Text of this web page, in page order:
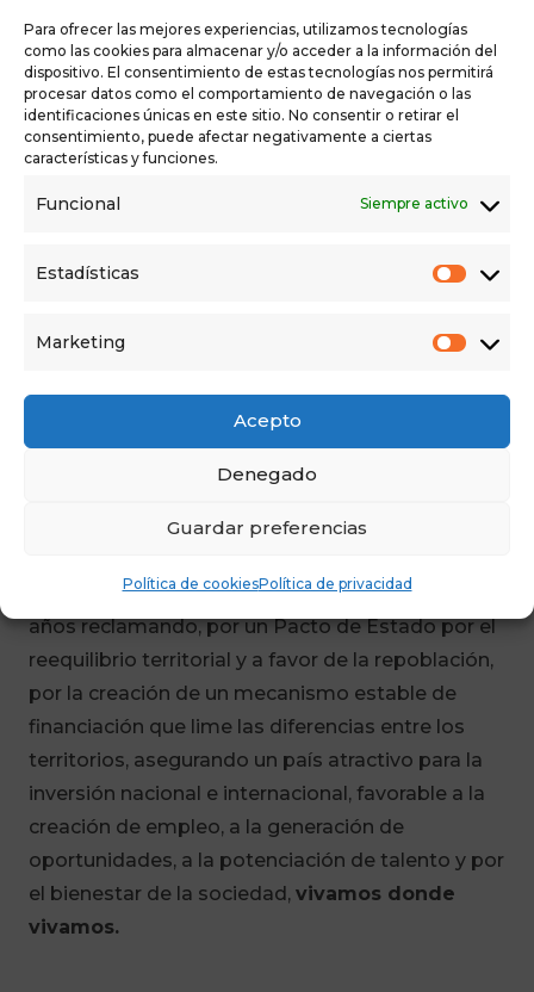
Para ofrecer las mejores experiencias, utilizamos tecnologías
como las cookies para almacenar y/o acceder a la información del
dispositivo. El consentimiento de estas tecnologías nos permitirá
procesar datos como el comportamiento de navegación o las
identificaciones únicas en este sitio. No consentir o retirar el
consentimiento, puede afectar negativamente a ciertas
características y funciones.
Funcional Siempre activo
Estadísticas
Marketing
Acepto
Denegado
Guardar preferencias
Política de cookiesPolítica de privacidad
seguirán repercutiendo en la desigualdad de la
cohesión social, repercutiendo negativamente en
la situación económica de los territorios de la
España Vaciada(que no vacía) que seguiremos
siendo territorios de sacrificio con una
las personas que habitamos estos territorios en
comparativo incomprensible.
dispuestos a dialogar y a trabajar desde la
sentido de Estado, abogando, como llevamos
años reclamando, por un Pacto de Estado por el
reequilibrio territorial y a favor de la repoblación,
por la creación de un mecanismo estable de
financiación que lime las diferencias entre los
territorios, asegurando un país atractivo para la
inversión nacional e internacional, favorable a la
creación de empleo, a la generación de
oportunidades, a la potenciación de talento y por
el bienestar de la sociedad, vivamos donde
vivamos.